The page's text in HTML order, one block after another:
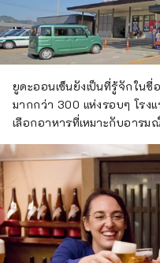
ยูดะออนเซ็นยังเป็นที่รู้จักในชื่
มากกว่า 300 แห่งรอบๆ โรง
เลือกอาหารที่เหมาะกับอาร